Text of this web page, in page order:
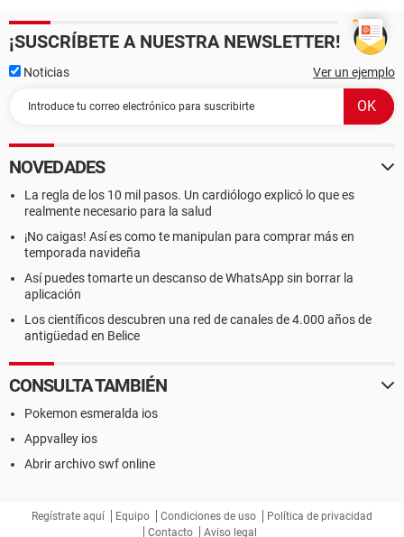
¡SUSCRÍBETE A NUESTRA NEWSLETTER!
Noticias Ver un ejemplo
NOVEDADES
La regla de los 10 mil pasos. Un cardiólogo explicó lo que es
realmente necesario para la salud
¡No caigas! Así es como te manipulan para comprar más en
temporada navideña
Así puedes tomarte un descanso de WhatsApp sin borrar la
aplicación
Los científicos descubren una red de canales de 4.000 años de
antigüedad en Belice
CONSULTA TAMBIÉN
Pokemon esmeralda ios
Appvalley ios
Abrir archivo swf online
Regístrate aquí Equipo Condiciones de uso
Política de privacidad
Contacto
Aviso legal